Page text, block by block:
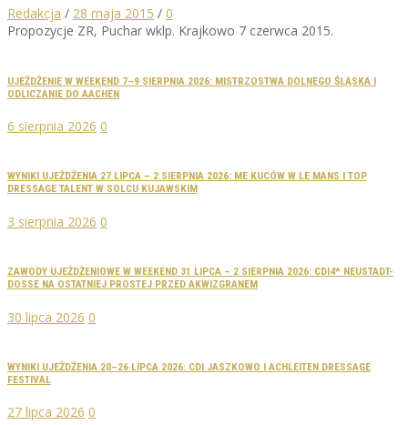
Redakcja / 28 maja 2015 / 0
Propozycje ZR, Puchar wklp. Krajkowo 7 czerwca 2015.
UJEŻDŻENIE W WEEKEND 7–9 SIERPNIA 2026: MISTRZOSTWA DOLNEGO ŚLĄSKA I
ODLICZANIE DO AACHEN
6 sierpnia 2026 0
WYNIKI UJEŻDŻENIA 27 LIPCA – 2 SIERPNIA 2026: ME KUCÓW W LE MANS I TOP
DRESSAGE TALENT W SOLCU KUJAWSKIM
3 sierpnia 2026 0
ZAWODY UJEŻDŻENIOWE W WEEKEND 31 LIPCA – 2 SIERPNIA 2026: CDI4* NEUSTADT-
DOSSE NA OSTATNIEJ PROSTEJ PRZED AKWIZGRANEM
30 lipca 2026 0
WYNIKI UJEŻDŻENIA 20–26 LIPCA 2026: CDI JASZKOWO I ACHLEITEN DRESSAGE
FESTIVAL
27 lipca 2026 0